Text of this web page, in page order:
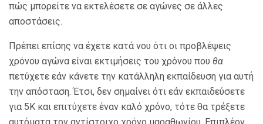
πώς μπορείτε να εκτελέσετε σε αγώνες σε άλλες
αποστάσεις.
Πρέπει επίσης να έχετε κατά νου ότι οι προβλέψεις
χρόνου αγώνα είναι εκτιμήσεις του χρόνου που θα
πετύχετε εάν κάνετε την κατάλληλη εκπαίδευση για αυτή
την απόσταση. Έτσι, δεν σημαίνει ότι εάν εκπαιδεύσετε
για 5K και επιτύχετε έναν καλό χρόνο, τότε θα τρέξετε